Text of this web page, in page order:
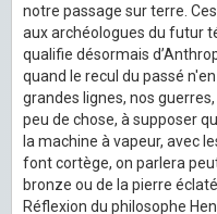
notre passage sur terre.
aux archéologues du futur
qualifie désormais
quand le recul du passé
grandes lignes, nos
peu de chose, à supposer
la machine à vapeur, avec
font cortège, on parlera
bronze ou de la pierre
Réflexion du philosophe